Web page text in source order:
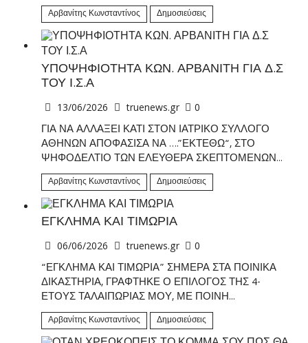
Αρβανίτης Κωνσταντίνος Δημοσιεύσεις
ΥΠΟΨΗΦΙΟΤΗΤΑ ΚΩΝ. ΑΡΒΑΝΙΤΗ ΓΙΑ Δ.Σ
ΤΟΥ Ι.Σ.Α
13/06/2026 truenews.gr
0
ΓΙΑ ΝΑ ΑΛΛΑΞΕΙ ΚΑΤΙ ΣΤΟΝ ΙΑΤΡΙΚΟ ΣΥΛΛΟΓΟ
ΑΘΗΝΩΝ ΑΠΟΦΑΣΙΣΑ ΝΑ ….”ΕΚΤΕΘΩ“, ΣΤΟ
ΨΗΦΟΔΕΛΤΙΟ ΤΩΝ ΕΛΕΥΘΕΡΑ ΣΚΕΠΤΟΜΕΝΩΝ...
Αρβανίτης Κωνσταντίνος Δημοσιεύσεις
ΕΓΚΛΗΜΑ ΚΑΙ ΤΙΜΩΡΙΑ
06/06/2026 truenews.gr
0
“ΕΓΚΛΗΜΑ ΚΑΙ ΤΙΜΩΡΙΑ” ΣΗΜΕΡΑ ΣΤΑ ΠΟΙΝΙΚΑ
ΔΙΚΑΣΤΗΡΙΑ, ΓΡΑΦΤΗΚΕ Ο ΕΠΙΛΟΓΟΣ ΤΗΣ 4-
ΕΤΟΥΣ ΤΑΛΑΙΠΩΡΙΑΣ ΜΟΥ, ΜΕ ΠΟΙΝΗ...
Αρβανίτης Κωνσταντίνος Δημοσιεύσεις